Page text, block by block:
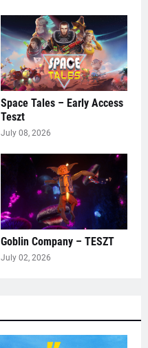
Space Tales – Early Access
Teszt
July 08, 2026
Goblin Company – TESZT
July 02, 2026